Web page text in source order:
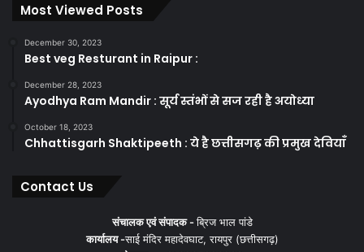
Most Viewed Posts
December 30, 2023
Best veg Resturant in Raipur :
December 28, 2023
Ayodhya Ram Mandir : सूर्य स्तंभों से सज रही है अयोध्या
October 18, 2023
Chhattisgarh Shaktipeeth : ये है छत्तीसगढ़ की प्रमुख देवियाँ
Contact Us
संचालक एवं संपादक -ब्रिज भाल पांडे
कार्यालय -साई मंदिर महादेवघाट, रायपुर (छत्तीसगढ़)